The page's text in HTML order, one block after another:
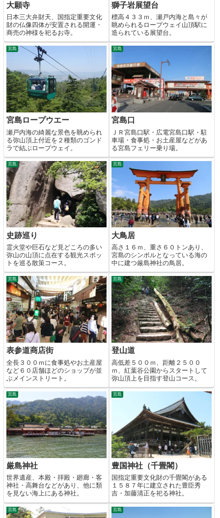
大願寺
日本三大弁財天、国指定重要文化
財の仏像四体が安置される開運・
商売の神様を祀るお寺。
獅子岩展望台
標高４３３ｍ、瀬戸内海と島々が
眺められるロープウェイ山頂駅に
造られている展望台。
宮島
宮島ロープウエー
瀬戸内海の綺麗な景色を眺められ
る弥山頂上付近を２種類のゴンド
ラで結ぶロープウェイ。
宮島
宮島口
ＪＲ宮島口駅・広電宮島口駅・駐
車場・食事処・お土産屋などがあ
る宮島フェリー乗り場。
宮島
史跡巡り
霊火堂や巨石など見どころの多い
弥山の山頂に点在する観光スポッ
トを巡る散策コース。
宮島
大鳥居
高さ１６ｍ、重さ６０トンあり、
宮島のシンボルとなっている海の
中に建つ厳島神社の鳥居。
宮島
表参道商店街
全長３００ｍに食事処やお土産屋
など６０店舗ほどのショップが並
ぶメインストリート。
宮島
登山道
高低差５００ｍ、距離２５００
ｍ、紅葉谷公園からスタートして
弥山頂上を目指す登山コース。
宮島
厳島神社
世界遺産、本殿・拝殿・廻廊・客
神社・高舞台などがあり、他に類
を見ない海上にある神社。
宮島
豊国神社（千畳閣）
国指定重要文化財の千畳閣がある
１５８７年に建立された豊臣秀
吉・加藤清正を祀る神社。
宮島 宮島